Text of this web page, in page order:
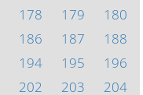
178 179
180
186 187
188
194 195
196
202 203 204